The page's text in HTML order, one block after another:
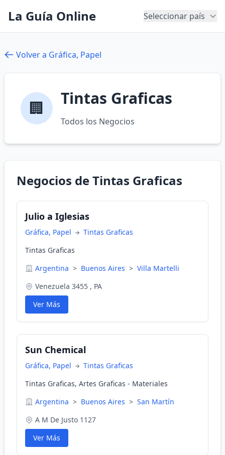
La Guía Online Seleccionar país
Volver a Gráfica, Papel
🏢 Tintas Graficas
Todos los Negocios
Negocios de Tintas Graficas
Julio a Iglesias
Gráfica, Papel
Tintas Graficas
Tintas Graficas
Argentina > Buenos Aires > Villa Martelli
Venezuela 3455 , PA
Ver Más
Sun Chemical
Gráfica, Papel
Tintas Graficas
Tintas Graficas, Artes Graficas - Materiales
Argentina > Buenos Aires > San Martín
A M De Justo 1127
Ver Más